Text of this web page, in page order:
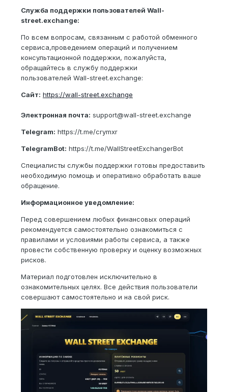
Служба поддержки пользователей Wall-
street.exchange:
По всем вопросам, связанным с работой обменного
сервиса,проведением операций и получением
консультационной поддержки, пожалуйста,
обращайтесь в службу поддержки
пользователей Wall-street.exchange:
Cайт: https://wall-street.exchange
Электронная почта: support@wall-street.exchange
Telegram: https://t.me/crymxr
TelegramBot: https://t.me/WallStreetExchangerBot
Специалисты службы поддержки готовы предоставить
необходимую помощь и оперативно обработать ваше
обращение.
Информационное уведомление:
Перед совершением любых финансовых операций
рекомендуется самостоятельно ознакомиться с
правилами и условиями работы сервиса, а также
провести собственную проверку и оценку возможных
рисков.
Материал подготовлен исключительно в
ознакомительных целях. Все действия пользователи
совершают самостоятельно и на свой риск.